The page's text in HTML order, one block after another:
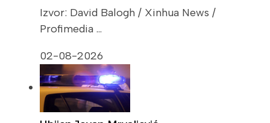
Izvor: David Balogh / Xinhua News /
Profimedia …
02-08-2026